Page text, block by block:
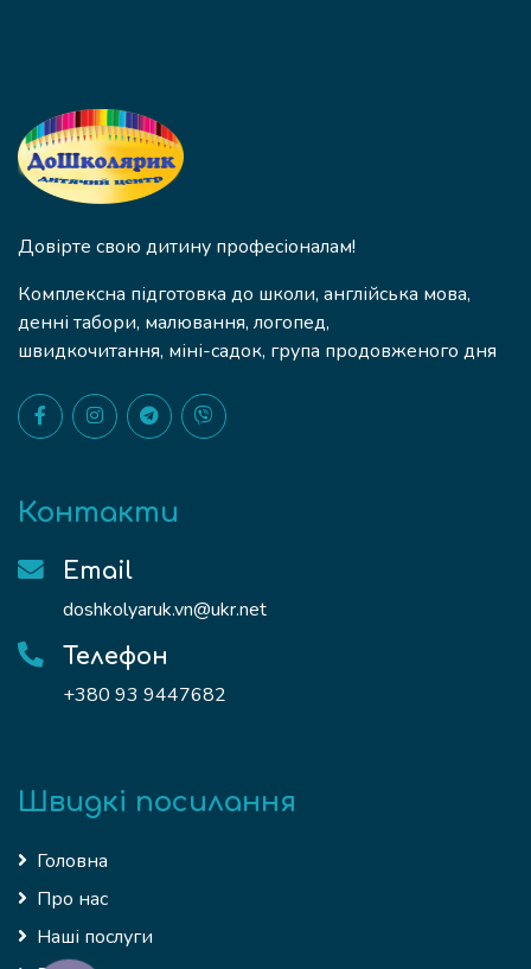
Довірте свою дитину професіоналам!
Комплексна підготовка до школи, англійська мова,
денні табори, малювання, логопед,
швидкочитання, міні-садок, група продовженого дня
Контакти
Email
doshkolyaruk.vn@ukr.net
Телефон
+380 93 9447682
Швидкі посилання
Головна
Про нас
Наші послуги